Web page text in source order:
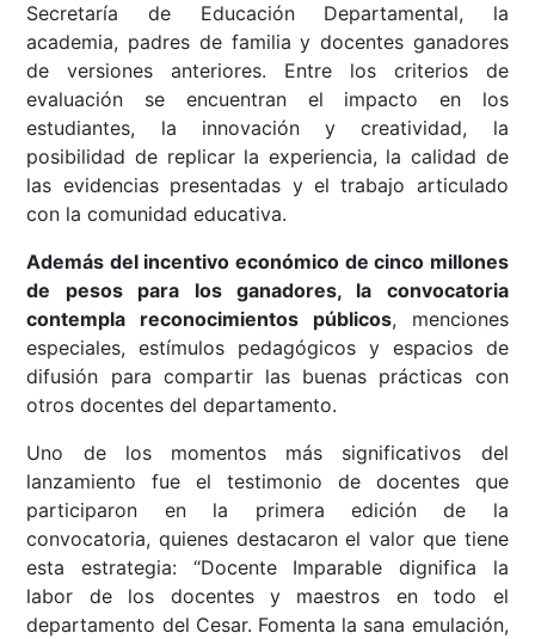
Secretaría de Educación Departamental, la
academia, padres de familia y docentes ganadores
de versiones anteriores. Entre los criterios de
evaluación se encuentran el impacto en los
estudiantes, la innovación y creatividad, la
posibilidad de replicar la experiencia, la calidad de
las evidencias presentadas y el trabajo articulado
con la comunidad educativa.
Además del incentivo económico de cinco millones
de pesos para los ganadores, la convocatoria
contempla reconocimientos públicos, menciones
especiales, estímulos pedagógicos y espacios de
difusión para compartir las buenas prácticas con
otros docentes del departamento.
Uno de los momentos más significativos del
lanzamiento fue el testimonio de docentes que
participaron en la primera edición de la
convocatoria, quienes destacaron el valor que tiene
esta estrategia: “Docente Imparable dignifica la
labor de los docentes y maestros en todo el
departamento del Cesar. Fomenta la sana emulación,